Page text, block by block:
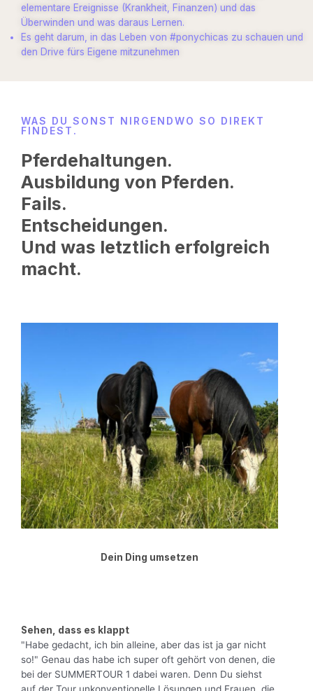
elementare Ereignisse (Krankheit, Finanzen) und das
Überwinden und was daraus Lernen.
Es geht darum, in das Leben von #ponychicas zu schauen und
den Drive fürs Eigene mitzunehmen
WAS DU SONST NIRGENDWO SO DIREKT
FINDEST.
Pferdehaltungen.
Ausbildung von Pferden.
Fails.
Entscheidungen.
Und was letztlich erfolgreich
macht.
Dein Ding umsetzen
Sehen, dass es klappt
"Habe gedacht, ich bin alleine, aber das ist ja gar nicht
so!" Genau das habe ich super oft gehört von denen, die
bei der SUMMERTOUR 1 dabei waren. Denn Du siehst
auf der Tour unkonventionelle Lösungen und Frauen, die